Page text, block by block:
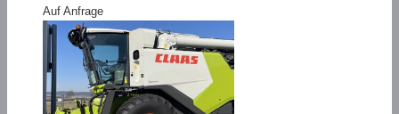
Auf Anfrage